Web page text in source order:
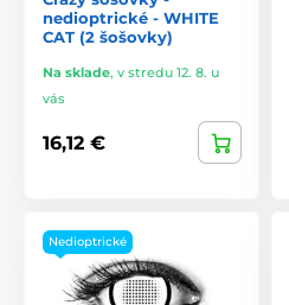
nedioptrické - WHITE
CAT (2 šošovky)
Na sklade, v stredu 12. 8. u
vás
16,12 €
Nedioptrické